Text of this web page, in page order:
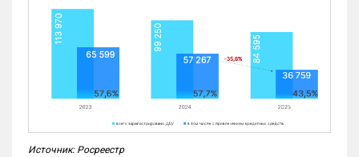
Источник: Росреестр